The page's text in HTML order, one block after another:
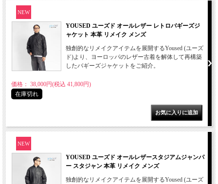
NEW
YOUSED ユーズド オールレザー レトロバギーズジ
ャケット 本革 リメイク メンズ
独創的なリメイクアイテムを展開するYoused (ユーズ
ド)より、ヨーロッパのレザー古着を解体して再構築
したバギーズジャケットをご紹介。
価格： 38,000円(税込 41,800円)
在庫切れ
NEW
YOUSED ユーズド オールレザースタジアムジャンパ
ー スタジャン 本革 リメイク メンズ
独創的なリメイクアイテムを展開するYoused (ユーズ